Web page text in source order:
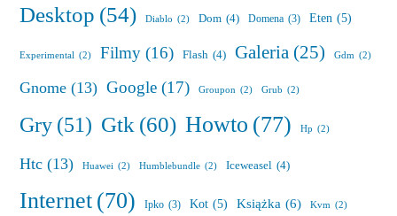
Desktop (54) Diablo (2) Dom (4) Domena (3) Eten (5)
Experimental (2) Filmy (16) Flash (4) Galeria (25) Gdm (2)
Gnome (13) Google (17) Groupon (2) Grub (2)
Gry(51) Gtk(60) Howto (77) Hp (2)
Htc (13) Huawei (2) Humblebundle (2) Iceweasel (4)
Internet(70) Ipko (3) Kot (5) Książka (6) Kvm (2)